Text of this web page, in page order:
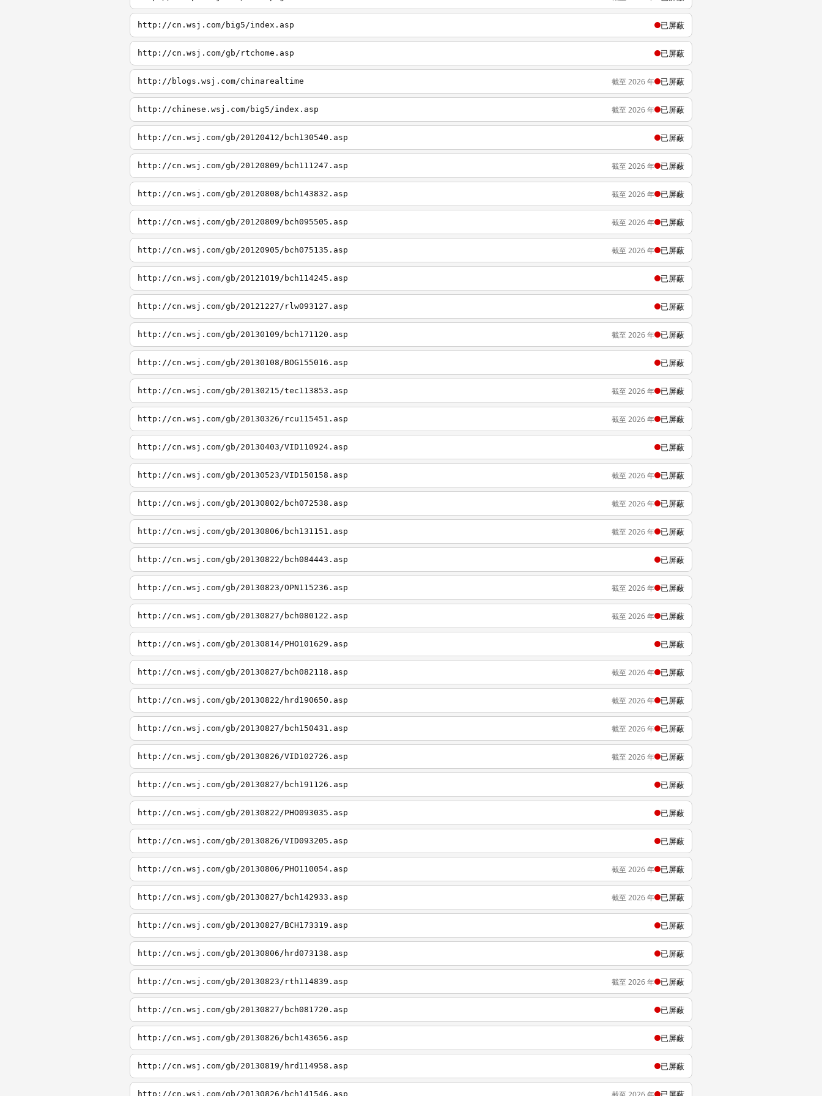
http://cn.wsj.com/big5/index.asp 已屏蔽
http://cn.wsj.com/gb/rtchome.asp 已屏蔽
http://blogs.wsj.com/chinarealtime 截至 2026 年 已屏蔽
http://chinese.wsj.com/big5/index.asp 截至 2026 年 已屏蔽
http://cn.wsj.com/gb/20120412/bch130540.asp 已屏蔽
http://cn.wsj.com/gb/20120809/bch111247.asp 截至 2026 年 已屏蔽
http://cn.wsj.com/gb/20120808/bch143832.asp 截至 2026 年 已屏蔽
http://cn.wsj.com/gb/20120809/bch095505.asp 截至 2026 年 已屏蔽
http://cn.wsj.com/gb/20120905/bch075135.asp 截至 2026 年 已屏蔽
http://cn.wsj.com/gb/20121019/bch114245.asp 已屏蔽
http://cn.wsj.com/gb/20121227/rlw093127.asp 已屏蔽
http://cn.wsj.com/gb/20130109/bch171120.asp 截至 2026 年 已屏蔽
http://cn.wsj.com/gb/20130108/BOG155016.asp 已屏蔽
http://cn.wsj.com/gb/20130215/tec113853.asp 截至 2026 年 已屏蔽
http://cn.wsj.com/gb/20130326/rcu115451.asp 截至 2026 年 已屏蔽
http://cn.wsj.com/gb/20130403/VID110924.asp 已屏蔽
http://cn.wsj.com/gb/20130523/VID150158.asp 截至 2026 年 已屏蔽
http://cn.wsj.com/gb/20130802/bch072538.asp 截至 2026 年 已屏蔽
http://cn.wsj.com/gb/20130806/bch131151.asp 截至 2026 年 已屏蔽
http://cn.wsj.com/gb/20130822/bch084443.asp 已屏蔽
http://cn.wsj.com/gb/20130823/OPN115236.asp 截至 2026 年 已屏蔽
http://cn.wsj.com/gb/20130827/bch080122.asp 截至 2026 年 已屏蔽
http://cn.wsj.com/gb/20130814/PHO101629.asp 已屏蔽
http://cn.wsj.com/gb/20130827/bch082118.asp 截至 2026 年 已屏蔽
http://cn.wsj.com/gb/20130822/hrd190650.asp 截至 2026 年 已屏蔽
http://cn.wsj.com/gb/20130827/bch150431.asp 截至 2026 年 已屏蔽
http://cn.wsj.com/gb/20130826/VID102726.asp 截至 2026 年 已屏蔽
http://cn.wsj.com/gb/20130827/bch191126.asp 已屏蔽
http://cn.wsj.com/gb/20130822/PHO093035.asp 已屏蔽
http://cn.wsj.com/gb/20130826/VID093205.asp 已屏蔽
http://cn.wsj.com/gb/20130806/PHO110054.asp 截至 2026 年 已屏蔽
http://cn.wsj.com/gb/20130827/bch142933.asp 截至 2026 年 已屏蔽
http://cn.wsj.com/gb/20130827/BCH173319.asp 已屏蔽
http://cn.wsj.com/gb/20130806/hrd073138.asp 已屏蔽
http://cn.wsj.com/gb/20130823/rth114839.asp 截至 2026 年 已屏蔽
http://cn.wsj.com/gb/20130827/bch081720.asp 已屏蔽
http://cn.wsj.com/gb/20130826/bch143656.asp 已屏蔽
http://cn.wsj.com/gb/20130819/hrd114958.asp 已屏蔽
http://cn.wsj.com/gb/20130826/bch141546.asp